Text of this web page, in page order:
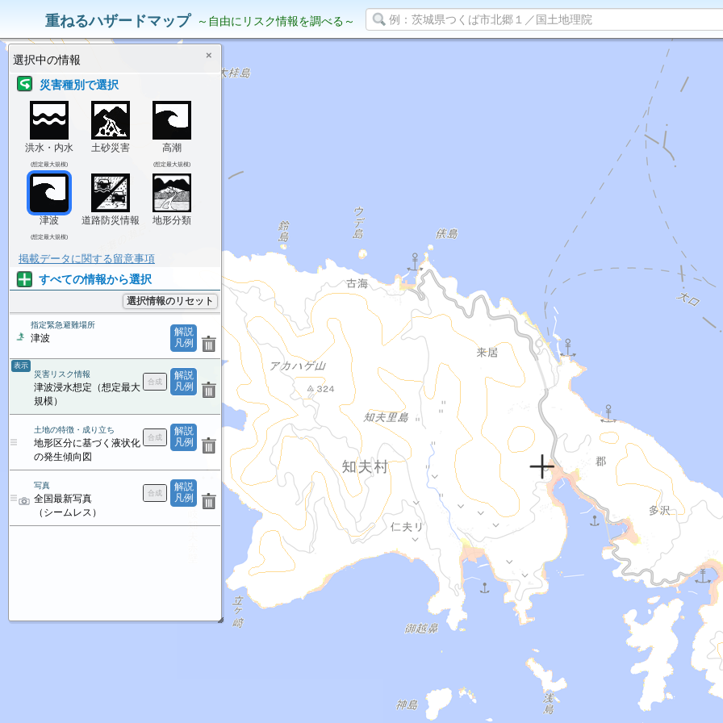
重ねるハザードマップ ～自由にリスク情報を調べる～
災害リスク情報
選択中の情報 ×
災害種別で選択
洪水・内水
(想定最大規模)
土砂災害 高潮
(想定最大規模)
津波
(想定最大規模)
道路防災情報 地形分類
掲載データに関する留意事項
すべての情報から選択
選択情報のリセット
解説
凡例
指定緊急避難場所
津波
解説
凡例
表示
災害リスク情報
津波浸水想定（想定最大
規模）
解説
凡例
土地の特徴・成り立ち
地形区分に基づく液状化
の発生傾向図
解説
凡例
写真
全国最新写真
（シームレス）